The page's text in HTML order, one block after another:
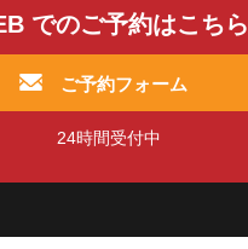
でのご予約はこちら
ご予約フォーム
24時間受付中